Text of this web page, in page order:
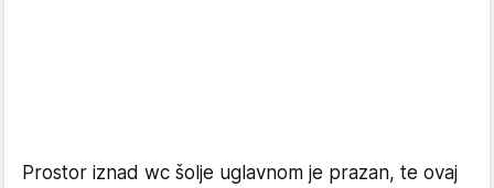
Prostor iznad wc šolje uglavnom je prazan, te ovaj